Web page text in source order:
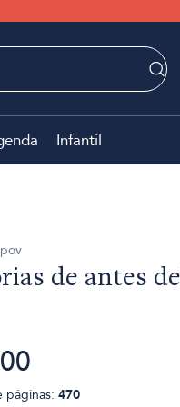
Infantil
de antes
páginas: 470